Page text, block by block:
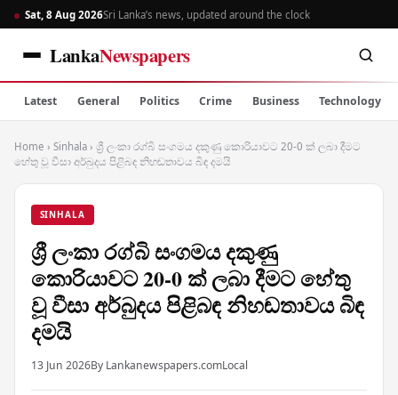
Sat, 8 Aug 2026Sri Lanka’s news, updated around the clock
LankaNewspapers
Latest General Politics Crime Business Technology
Home › Sinhala › ශ්‍රී ලංකා රග්බි සංගමය දකුණු කොරියාවට 20-0 ක් ලබා දීමට
හේතු වූ වීසා අර්බුදය පිළිබඳ නිහඬතාවය බිඳ දමයි
SINHALA
ශ්‍රී ලංකා රග්බි සංගමය දකුණු
කොරියාවට 20-0 ක් ලබා දීමට හේතු
වූ වීසා අර්බුදය පිළිබඳ නිහඬතාවය බිඳ
දමයි
13 Jun 2026By Lankanewspapers.comLocal